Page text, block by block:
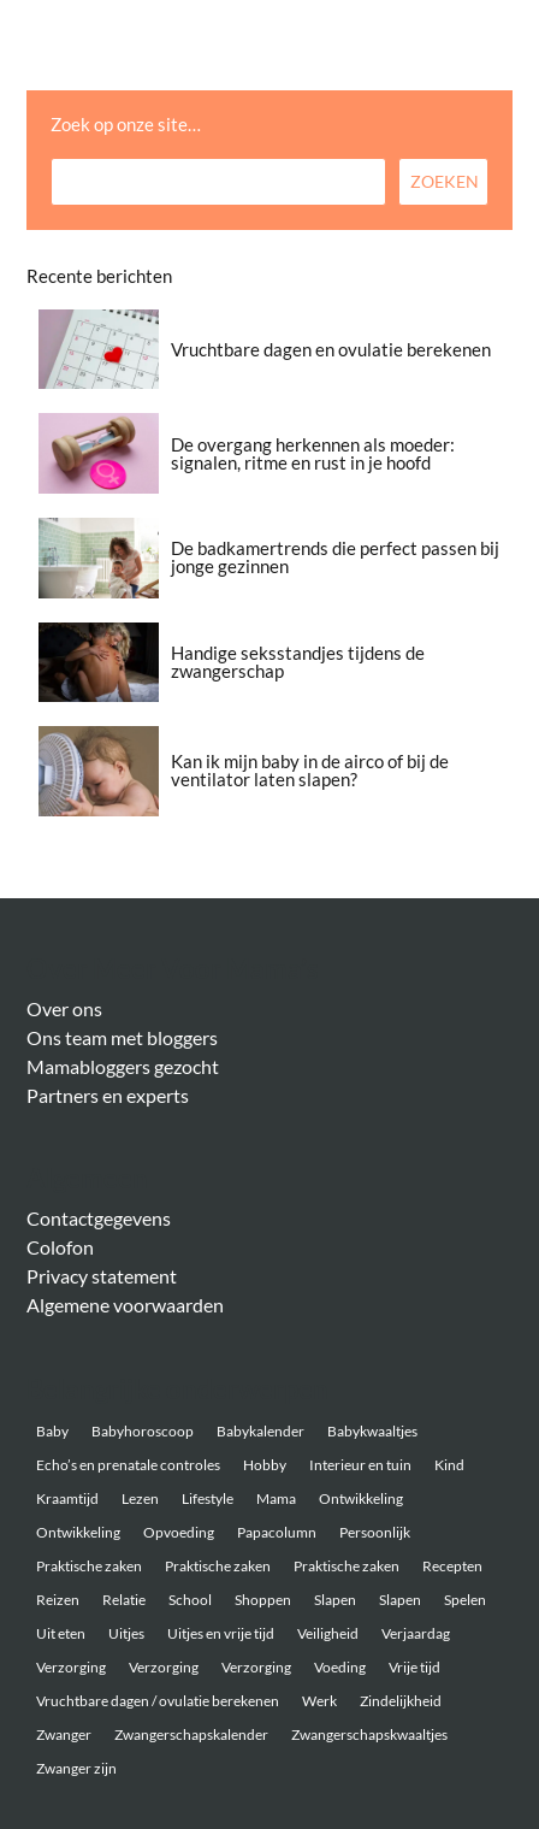
Zoek op onze site…
Recente berichten
Vruchtbare dagen en ovulatie berekenen
De overgang herkennen als moeder:
signalen, ritme en rust in je hoofd
De badkamertrends die perfect passen bij
jonge gezinnen
Handige seksstandjes tijdens de
zwangerschap
Kan ik mijn baby in de airco of bij de
ventilator laten slapen?
Over ons
Ons team met bloggers
Mamabloggers gezocht
Partners en experts
Contactgegevens
Colofon
Privacy statement
Algemene voorwaarden
Baby Babyhoroscoop Babykalender
Babykwaaltjes
Echo’s en prenatale controles
Hobby Interieur en tuin
Kind
Kraamtijd
Lezen Lifestyle Mama
Ontwikkeling
Ontwikkeling
Opvoeding Papacolumn
Persoonlijk
Praktische zaken
Praktische zaken Praktische zaken
Recepten
Reizen
Relatie School Shoppen Slapen Slapen
Spelen
Uit eten
Uitjes Uitjes en vrije tijd Veiligheid
Verjaardag
Verzorging
Verzorging Verzorging Voeding
Vrije tijd
Vruchtbare dagen / ovulatie berekenen
Werk
Zindelijkheid
Zwanger
Zwangerschapskalender
Zwangerschapskwaaltjes
Zwanger zijn